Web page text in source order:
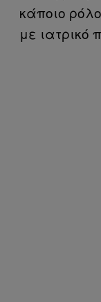
κάποιο
με ιατρικό